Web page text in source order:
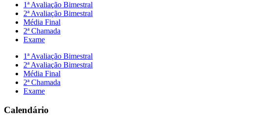
1ª Avaliação Bimestral
2ª Avaliação Bimestral
Média Final
2ª Chamada
Exame
1ª Avaliação Bimestral
2ª Avaliação Bimestral
Média Final
2ª Chamada
Exame
Calendário